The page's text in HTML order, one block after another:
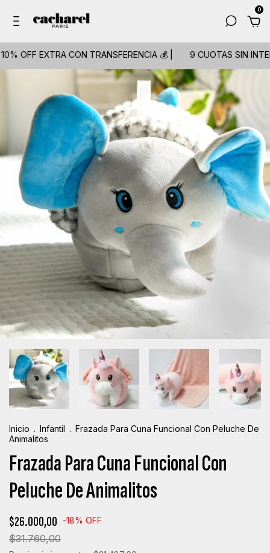
0
EXTRA CON TRANSFERENCIA 💰 | 9 CUOTAS SIN
Inicio . Infantil . Frazada Para Cuna Funcional Con Peluche De
Animalitos
Frazada Para Cuna Funcional Con
Peluche De Animalitos
$26.000,00 -18% OFF
$31.760,00